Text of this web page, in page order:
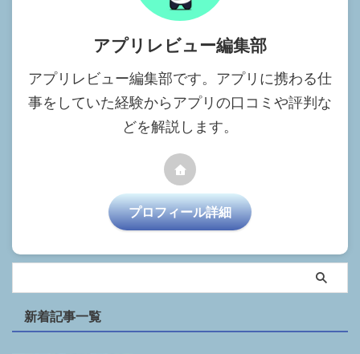
アプリレビュー編集部
アプリレビュー編集部です。アプリに携わる仕
事をしていた経験からアプリの口コミや評判な
どを解説します。
プロフィール詳細
新着記事一覧